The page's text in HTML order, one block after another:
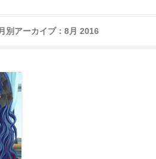
月別アーカイブ： 8月 2016